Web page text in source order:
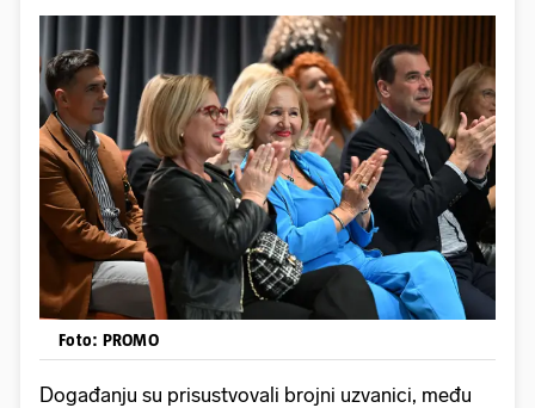
Foto: PROMO
Događanju su prisustvovali brojni uzvanici, među